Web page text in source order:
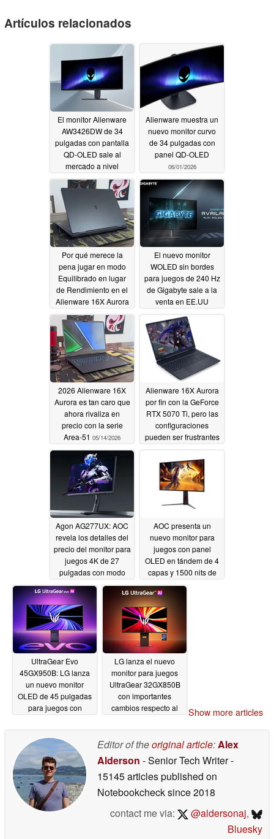
Artículos relacionados
El monitor Alienware
AW3426DW de 34
pulgadas con pantalla
QD-OLED sale al
mercado a nivel
mundial con la
tecnología Penta
Tandem
07/09/2026
Alienware muestra un
nuevo monitor curvo
de 34 pulgadas con
panel QD-OLED
06/01/2026
Por qué merece la
pena jugar en modo
Equilibrado en lugar
de Rendimiento en el
Alienware 16X Aurora
05/15/2026
El nuevo monitor
WOLED sin bordes
para juegos de 240 Hz
de Gigabyte sale a la
venta en EE.UU
2026 Alienware 16X
Aurora es tan caro que
ahora rivaliza en
precio con la serie
Area-51 05/14/2026
Alienware 16X Aurora
por fin con la GeForce
RTX 5070 Ti, pero las
configuraciones
pueden ser frustrantes
Agon AG277UX: AOC
revela los detalles del
precio del monitor para
juegos 4K de 27
pulgadas con modo
dual05/10/2026
AOC presenta un
nuevo monitor para
juegos con panel
OLED en tándem de 4
capas y 1500 nits de
brillo máximo
UltraGear Evo
45GX950B: LG lanza
un nuevo monitor
OLED de 45 pulgadas
para juegos con
LG lanza el nuevo
monitor para juegos
UltraGear 32GX850B
con importantes
cambios respecto al
Show more articles
Editor of theoriginal article:Alex
Alderson - Senior Tech Writer-
15145 articles published on
Notebookchecksince 2018
contact me via:
@aldersonaj,
Bluesky